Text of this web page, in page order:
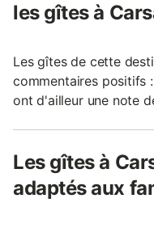
les gîtes à
Les gîtes de cette
commentaires positifs
ont d'ailleur une note
Les gîtes à
adaptés aux